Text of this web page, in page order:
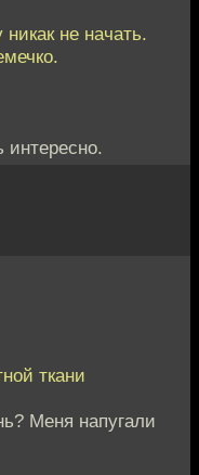
не начать.
ткани
Меня напугали